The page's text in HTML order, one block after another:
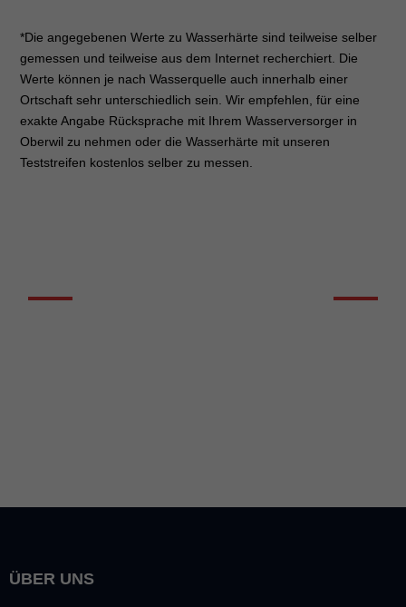
*Die angegebenen Werte zu Wasserhärte sind teilweise selber
gemessen und teilweise aus dem Internet recherchiert. Die
Werte können je nach Wasserquelle auch innerhalb einer
Ortschaft sehr unterschiedlich sein. Wir empfehlen, für eine
exakte Angabe Rücksprache mit Ihrem Wasserversorger in
Oberwil zu nehmen oder die Wasserhärte mit unseren
Teststreifen kostenlos selber zu messen.
ÜBER UNS